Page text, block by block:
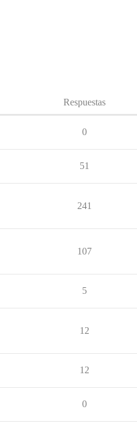
Respuestas
0
51
241
107
5
12
12
0